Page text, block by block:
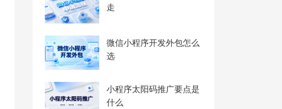
走
微信小程序开发外包怎么
选
小程序太阳码推广要点是
什么